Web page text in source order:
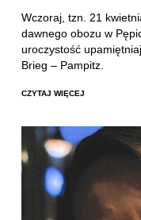
Wczoraj, tzn. 21
dawnego obozu w
uroczystość
Brieg – Pampitz.
CZYTAJ WIĘCEJ